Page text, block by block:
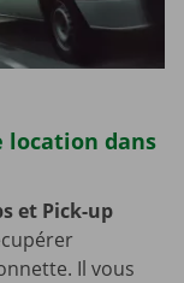
location dans
et Pick-up
Il vous